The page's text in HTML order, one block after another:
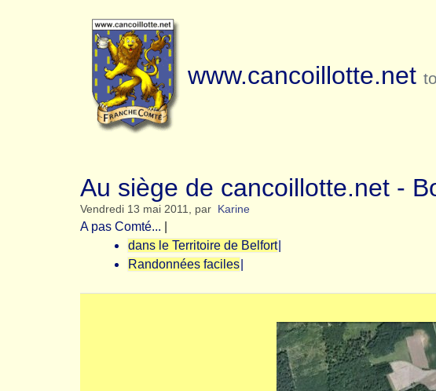
www.cancoillotte.net
Au siège de cancoillotte.net -
Vendredi 13 mai 2011, par Karine
A pas Comté...
dans le Territoire de Belfort
Randonnées faciles